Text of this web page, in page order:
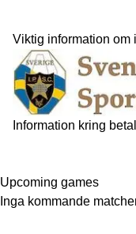
Viktig information
Information kring
Upcoming games
Inga kommande